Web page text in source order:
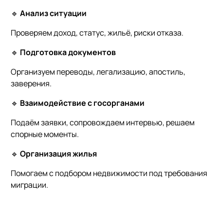
🔹 Анализ ситуации
Проверяем доход, статус, жильё, риски отказа.
🔹 Подготовка документов
Организуем переводы, легализацию, апостиль,
заверения.
🔹 Взаимодействие с госорганами
Подаём заявки, сопровождаем интервью, решаем
спорные моменты.
🔹 Организация жилья
Помогаем с подбором недвижимости под требования
миграции.